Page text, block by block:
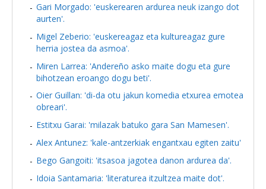
Gari Morgado: 'euskerearen ardurea neuk izango dot
aurten'.
Migel Zeberio: 'euskereagaz eta kultureagaz gure
herria jostea da asmoa'.
Miren Larrea: 'Andereño asko maite dogu eta gure
bihotzean eroango dogu beti'.
Oier Guillan: 'di-da otu jakun komedia etxurea emotea
obreari'.
Estitxu Garai: 'milazak batuko gara San Mamesen'.
Alex Antunez: 'kale-antzerkiak engantxau egiten zaitu'
Bego Gangoiti: 'itsasoa jagotea danon ardurea da'.
Idoia Santamaria: 'literaturea itzultzea maite dot'.